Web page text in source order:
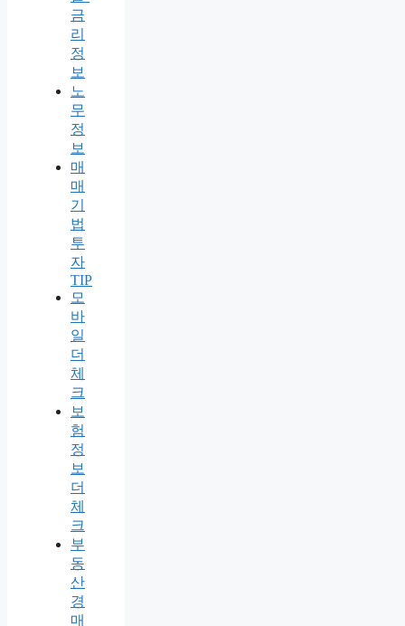
금
리
정
보
노
무
정
보
매
매
기
법
투
자
TIP
모
바
일
더
체
크
보
험
정
보
더
체
크
부
동
산
경
매